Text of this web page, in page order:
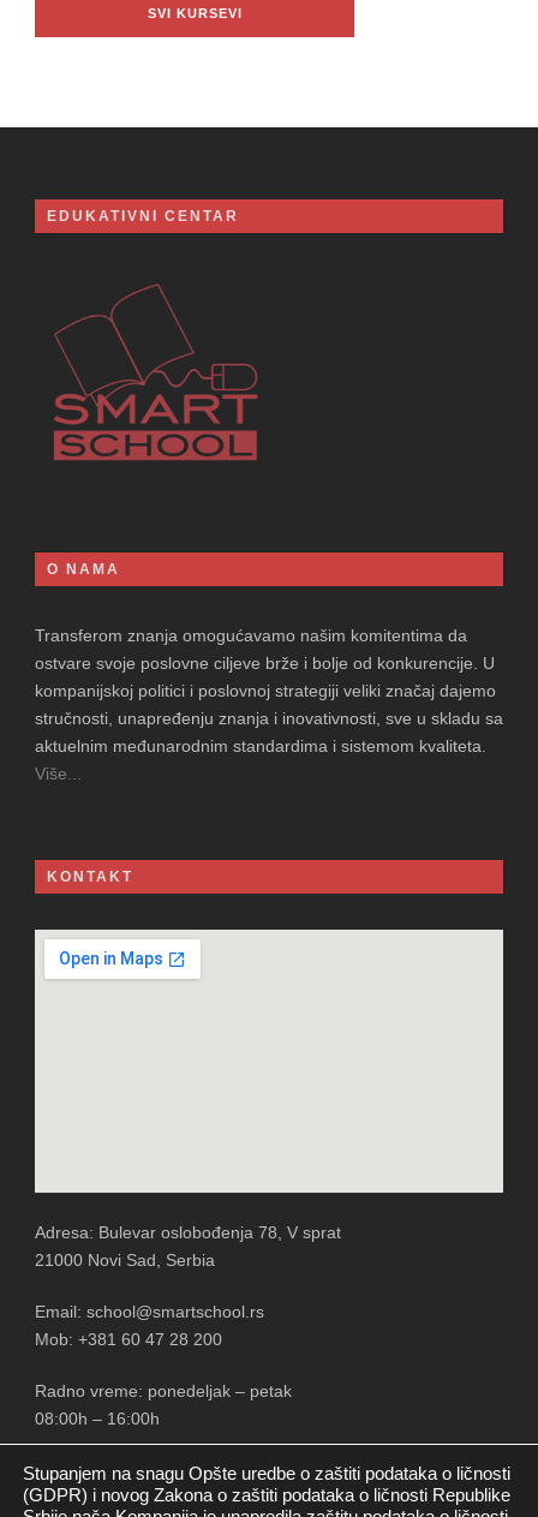
SVI KURSEVI
EDUKATIVNI CENTAR
O NAMA
Transferom znanja omogućavamo našim komitentima da
ostvare svoje poslovne ciljeve brže i bolje od konkurencije. U
kompanijskoj politici i poslovnoj strategiji veliki značaj dajemo
stručnosti, unapređenju znanja i inovativnosti, sve u skladu sa
aktuelnim međunarodnim standardima i sistemom kvaliteta.
Više...
KONTAKT
Adresa: Bulevar oslobođenja 78, V sprat
21000 Novi Sad, Serbia
Email: school@smartschool.rs
Mob: +381 60 47 28 200
Radno vreme: ponedeljak – petak
08:00h – 16:00h
Stupanjem na snagu Opšte uredbe o zaštiti podataka o ličnosti
(GDPR) i novog Zakona o zaštiti podataka o ličnosti Republike